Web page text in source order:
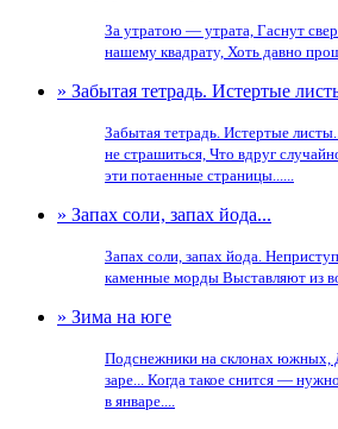
За утратою — утрата, Гаснут
нашему квадрату, Хоть давно
» Забытая тетрадь. Истертые
Забытая тетрадь. Истертые
не страшиться, Что вдруг
эти потаенные страницы......
» Запах соли, запах йода...
Запах соли, запах йода.
каменные морды Выставляют из
» Зима на юге
Подснежники на склонах южных,
заре... Когда такое снится —
в январе....